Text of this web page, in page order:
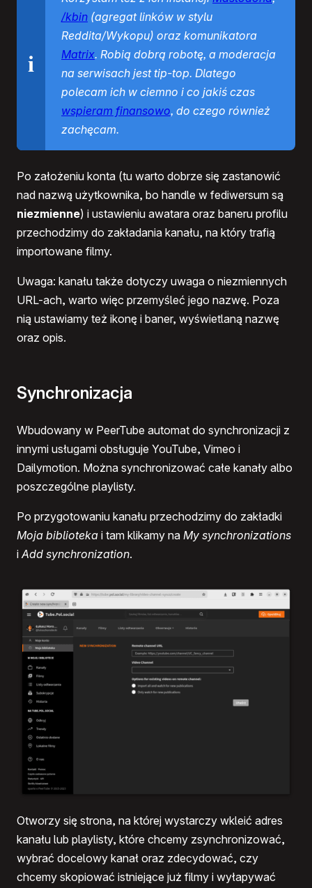
/kbin (agregat linków w stylu
Reddita/Wykopu) oraz komunikatora
Matrix. Robią dobrą robotę, a moderacja
na serwisach jest tip-top. Dlatego
polecam ich w ciemno i co jakiś czas
wspieram finansowo, do czego również
zachęcam.
Po założeniu konta (tu warto dobrze się zastanowić
nad nazwą użytkownika, bo handle w fediwersum są
niezmienne) i ustawieniu awatara oraz baneru profilu
przechodzimy do zakładania kanału, na który trafią
importowane filmy.
Uwaga: kanału także dotyczy uwaga o niezmiennych
URL-ach, warto więc przemyśleć jego nazwę. Poza
nią ustawiamy też ikonę i baner, wyświetlaną nazwę
oraz opis.
Synchronizacja
Wbudowany w PeerTube automat do synchronizacji z
innymi usługami obsługuje YouTube, Vimeo i
Dailymotion. Można synchronizować całe kanały albo
poszczególne playlisty.
Po przygotowaniu kanału przechodzimy do zakładki
Moja biblioteka i tam klikamy na My synchronizations
iAdd synchronization.
Otworzy się strona, na której wystarczy wkleić adres
kanału lub playlisty, które chcemy zsynchronizować,
wybrać docelowy kanał oraz zdecydować, czy
chcemy skopiować istniejące już filmy i wyłapywać